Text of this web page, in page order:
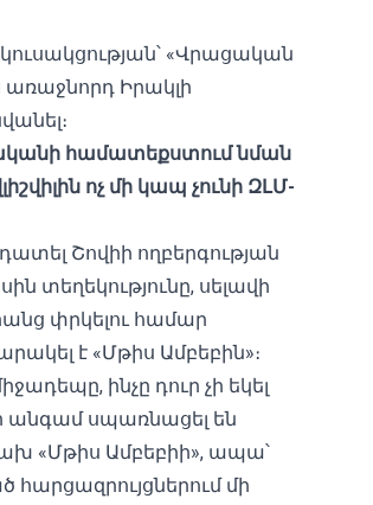
«Վրացական
Իրակլի
ի համատեքստում նման
ոչ մի կապ չունի ԶԼՄ-
Շովիի ողբերգության
տեղեկությունը, սելավի
փրկելու համար
է «Մթիս Ամբեբին»։
ինչը դուր չի եկել
անգամ սպառնացել են
«Մթիս Ամբեբիի», ապա՝
հարցազրույցներում մի